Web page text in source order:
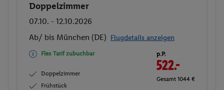
Buchen
Doppelzimmer
07.10. - 12.10.2026
Ab/ bis München (DE) Flugdetails anzeigen
Flex Tarif zubuchbar
Doppelzimmer
Frühstück
p.P.
522.-
Gesamt 1044 €